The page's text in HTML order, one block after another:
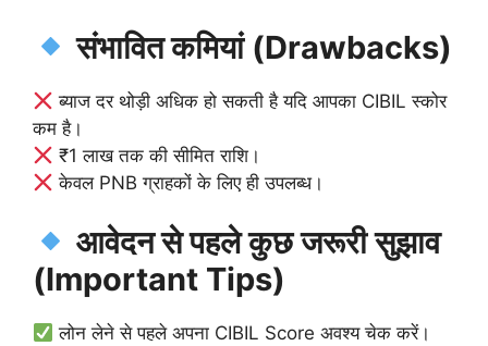
संभावित कमियां (Drawbacks)
ब्याज दर थोड़ी अधिक हो सकती है यदि आपका CIBIL स्कोर
कम है।
₹1 लाख तक की सीमित राशि।
केवल PNB ग्राहकों के लिए ही उपलब्ध।
आवेदन से पहले कुछ जरूरी सुझाव
(Important Tips)
लोन लेने से पहले अपना CIBIL Score अवश्य चेक करें।